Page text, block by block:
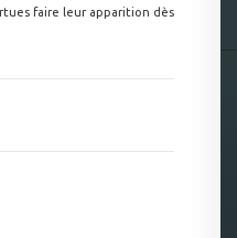
faire leur apparition dès